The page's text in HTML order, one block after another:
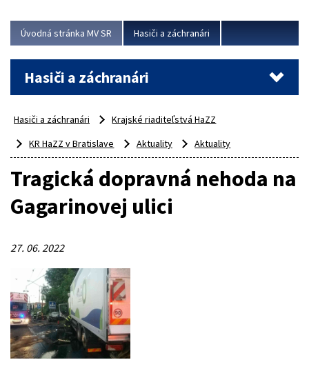
Úvodná stránka MV SR Hasiči a záchranári
Hasiči a záchranári
Hasiči a záchranári
Krajské riaditeľstvá HaZZ
KR HaZZ v Bratislave
Aktuality Aktuality
Tragická dopravná nehoda na
Gagarinovej ulici
27. 06. 2022